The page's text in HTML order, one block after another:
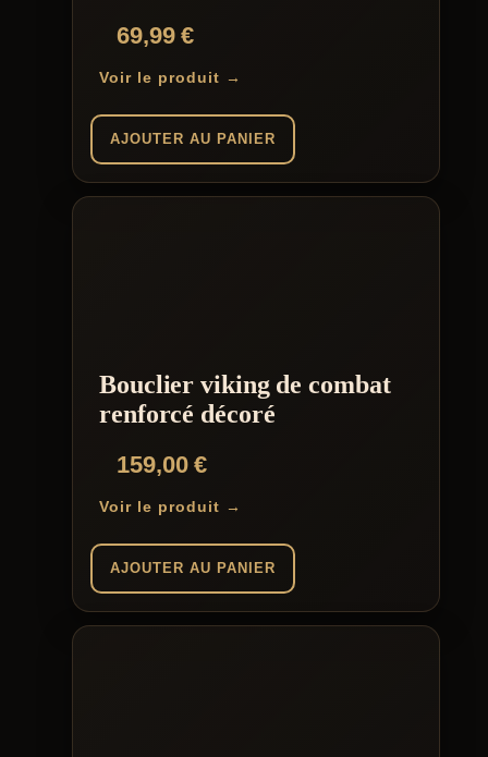
69,99€
Voir le produit →
AJOUTER AU PANIER
Bouclier viking de combat
renforcé décoré
159,00€
Voir le produit →
AJOUTER AU PANIER